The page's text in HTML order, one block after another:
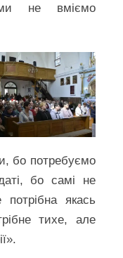
не вміємо
бо потребуємо
бо самі не
якась
тихе, але